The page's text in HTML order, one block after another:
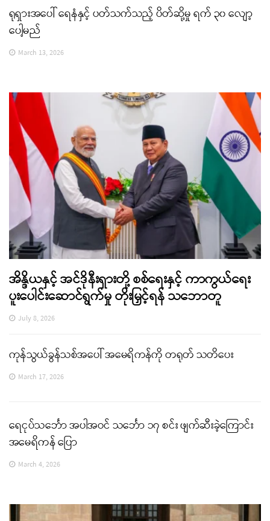
ရုရှားအပေါ် ရေနံနှင့် ပတ်သက်သည့် ပိတ်ဆို့မှု ရက် ၃၀ လျော့
ပေါ့မည်
March 13, 2026
အိန္ဒိယနှင့် အင်ဒိုနီးရှားတို့ စစ်ရေးနှင့် ကာကွယ်ရေး
ပူးပေါင်းဆောင်ရွက်မှု တိုးမြှင့်ရန် သဘောတူ
July 8, 2026
ကုန်သွယ်ခွန်သစ်အပေါ် အမေရိကန်ကို တရုတ် သတိပေး
March 17, 2026
ရေငုပ်သင်္ဘော အပါအဝင် သင်္ဘော ၁၇ စင်း ဖျက်ဆီးခဲ့ကြောင်း
အမေရိကန် ပြော
March 4, 2026